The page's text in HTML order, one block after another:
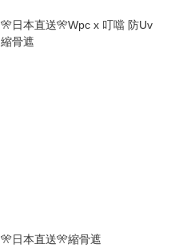
🎌日本直送🎌Wpc x 叮噹 防Uv
縮骨遮
🎌日本直送🎌縮骨遮